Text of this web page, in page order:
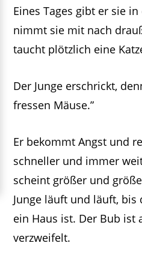
Eines Tages gibt er sie
nimmt sie mit nach
taucht plötzlich eine
Der Junge erschrickt,
fressen Mäuse.”
Er bekommt Angst und
schneller und immer
scheint größer und
Junge läuft und läuft, bis
ein Haus ist. Der Bub ist
verzweifelt.